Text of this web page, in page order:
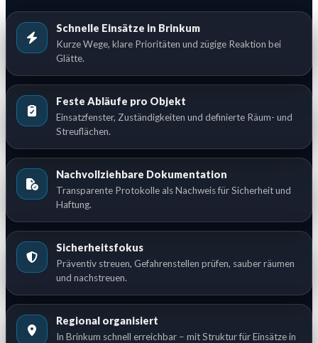
Schnelle Einsätze in Brinkum
Kurze Wege, klare Prioritäten und zügige Reaktion bei
Glätte.
Feste Abläufe pro Objekt
Einsatzfenster, Zuständigkeiten und definierte Räum- und
Streuflächen.
Nachvollziehbare Dokumentation
Transparente Protokolle als Nachweis für Sicherheit und
Haftung.
Sicherheitsfokus
Präventiv streuen, Gefahrenstellen prüfen, sauber räumen
und nachstreuen.
Regional organisiert
In Brinkum schnell erreichbar – mit Struktur für Einsätze in